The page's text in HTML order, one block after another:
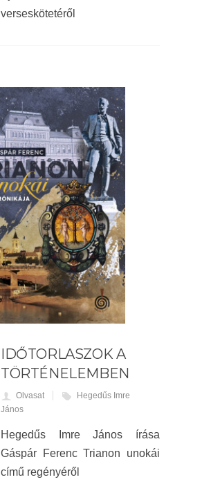
verseskötetéről
IDŐTORLASZOK A
TÖRTÉNELEMBEN
Olvasat
Hegedűs Imre
János
Hegedűs Imre János írása
Gáspár Ferenc Trianon unokái
című regényéről